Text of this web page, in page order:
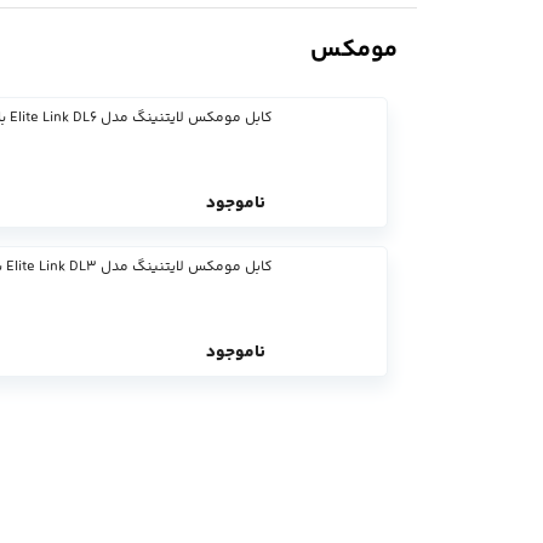
مومکس
کابل مومکس لایتنینگ مدل Elite Link DL6 با طول 3 متر
ناموجود
کابل مومکس لایتنینگ مدل Elite Link DL3 با طول 2 متر
ناموجود